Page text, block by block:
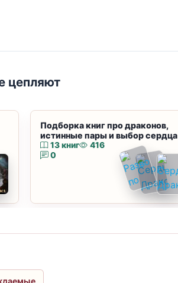
цепляют
Подборка книг про драконов,
истинные пары и выбор сердца
13 книг
416
0